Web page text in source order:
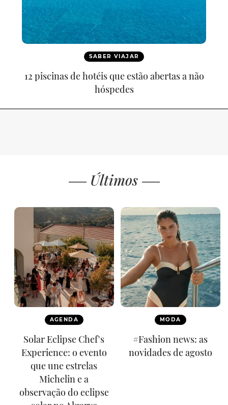
SABER VIAJAR
12 piscinas de hotéis que estão abertas a não
hóspedes
Últimos
AGENDA
Solar Eclipse Chef's
Experience: o evento
que une estrelas
Michelin e a
observação do eclipse
MODA
#Fashion news: as
novidades de agosto